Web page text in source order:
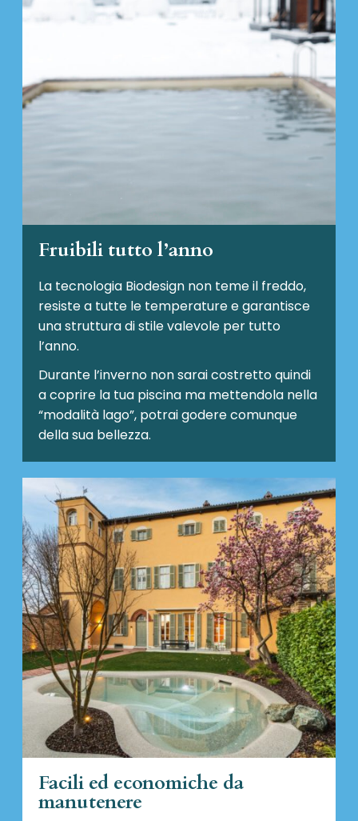
Fruibili tutto l’anno
La tecnologia Biodesign non teme il freddo,
resiste a tutte le temperature e garantisce
una struttura di stile valevole per tutto
l’anno.
Durante l’inverno non sarai costretto quindi
a coprire la tua piscina ma mettendola nella
“modalità lago”, potrai godere comunque
della sua bellezza.
Facili ed economiche da
manutenere